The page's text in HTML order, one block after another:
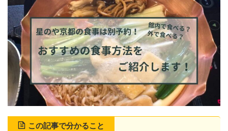
この記事で分かること